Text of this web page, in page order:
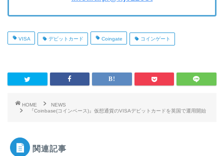
VISA デビットカード Coingate コインゲート
HOME
NEWS
『Coinbase(コインベース)』仮想通貨のVISAデビットカードを英国で運用開始
関連記事